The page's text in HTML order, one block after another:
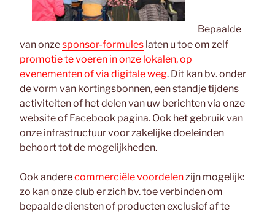
Bepaalde
van onzesponsor-formules laten u toe om zelf
promotie te voeren in onze lokalen, op
evenementen of via digitale weg. Dit kan bv. onder
de vorm van kortingsbonnen, een standje tijdens
activiteiten of het delen van uw berichten via onze
website of Facebook pagina. Ook het gebruik van
onze infrastructuur voor zakelijke doeleinden
behoort tot de mogelijkheden.
Ook anderecommerciële voordelenzijn mogelijk:
zo kan onze club er zich bv. toe verbinden om
bepaalde diensten of producten exclusief af te